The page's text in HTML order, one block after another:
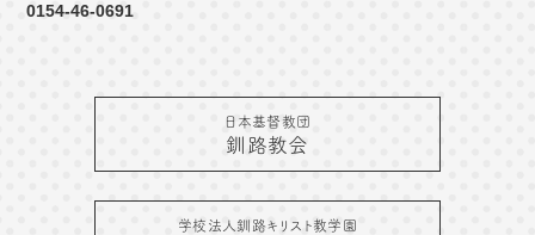
0154-46-0691
日本基督教団
釧路教会
学校法人釧路キリスト教学園